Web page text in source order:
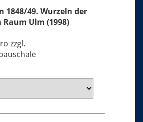
1848/49. Wurzeln der
Ulm (1998)
zzgl.